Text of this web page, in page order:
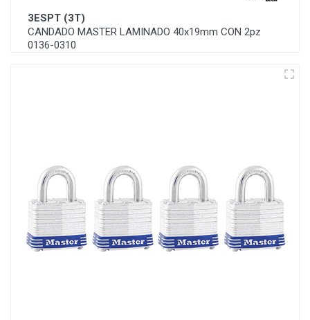
3ESPT (3T)
CANDADO MASTER LAMINADO 40x19mm CON 2pz
0136-0310